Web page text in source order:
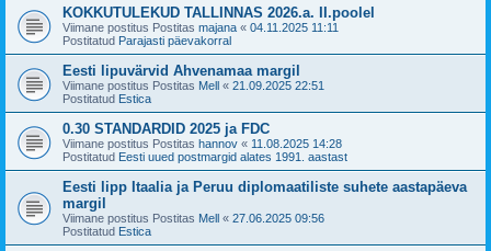
KOKKUTULEKUD TALLINNAS 2026.a. II.poolel
Viimane postitus Postitas majana « 04.11.2025 11:11
Postitatud Parajasti päevakorral
Eesti lipuvärvid Ahvenamaa margil
Viimane postitus Postitas Mell « 21.09.2025 22:51
Postitatud Estica
0.30 STANDARDID 2025 ja FDC
Viimane postitus Postitas hannov « 11.08.2025 14:28
Postitatud Eesti uued postmargid alates 1991. aastast
Eesti lipp Itaalia ja Peruu diplomaatiliste suhete aastapäeva
margil
Viimane postitus Postitas Mell « 27.06.2025 09:56
Postitatud Estica